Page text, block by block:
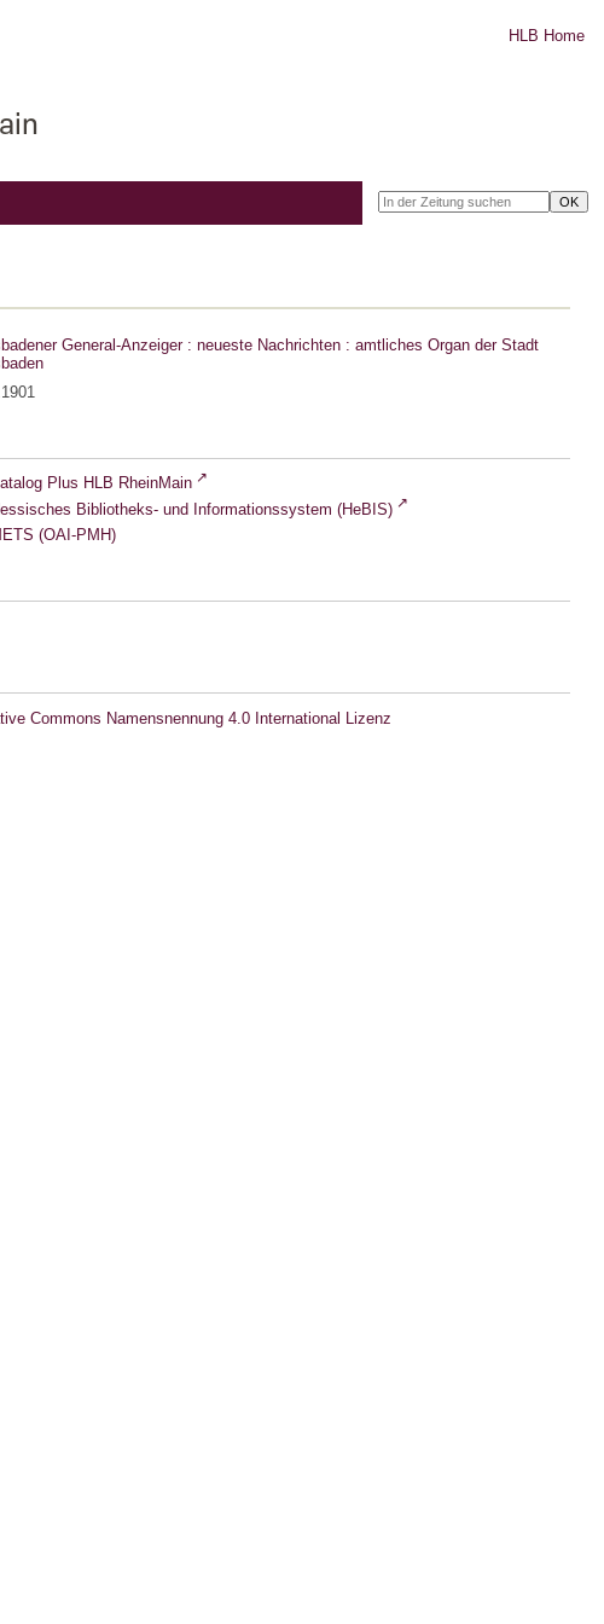
HLB Home
General-Anzeiger : neueste Nachrichten : amtliches Organ der Stadt
Plus HLB RheinMain
Bibliotheks- und Informationssystem (HeBIS)
(OAI-PMH)
Commons Namensnennung 4.0 International Lizenz